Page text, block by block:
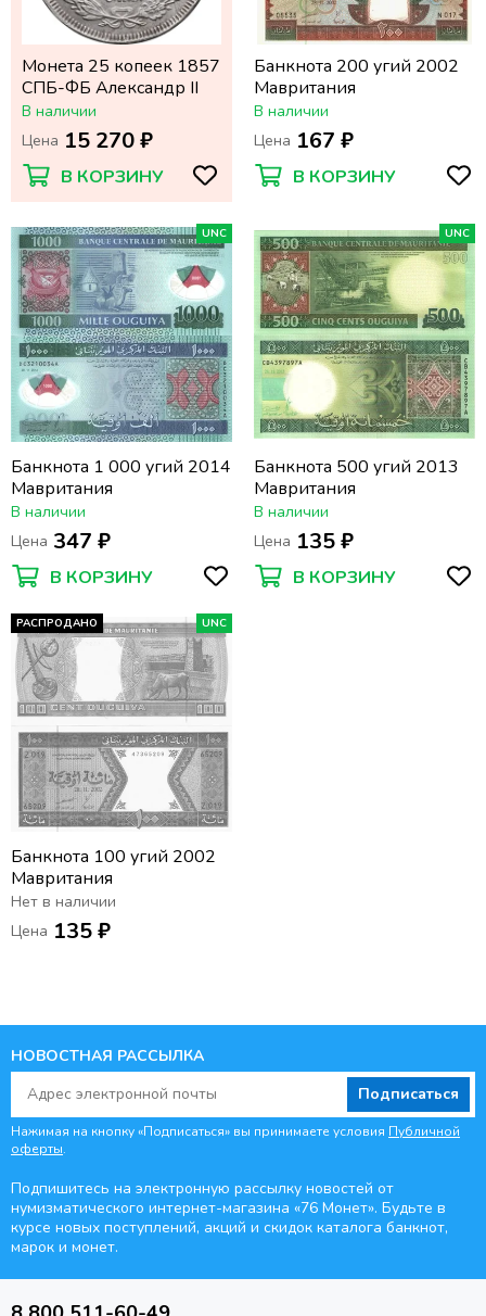
Монета 25 копеек 1857
СПБ-ФБ Александр II
В наличии
Цена 15 270 ₽
В КОРЗИНУ
Банкнота 200 угий 2002
Мавритания
В наличии
Цена 167 ₽
В КОРЗИНУ
UNC
Банкнота 1 000 угий 2014
Мавритания
В наличии
Цена 347 ₽
В КОРЗИНУ
UNC
Банкнота 500 угий 2013
Мавритания
В наличии
Цена 135 ₽
В КОРЗИНУ
РАСПРОДАНО UNC
Банкнота 100 угий 2002
Мавритания
Нет в наличии
Цена 135 ₽
НОВОСТНАЯ РАССЫЛКА
Подписаться
Нажимая на кнопку «Подписаться» вы принимаете условия Публичной
оферты.
Подпишитесь на электронную рассылку новостей от
нумизматического интернет-магазина «76 Монет». Будьте в
курсе новых поступлений, акций и скидок каталога банкнот,
марок и монет.